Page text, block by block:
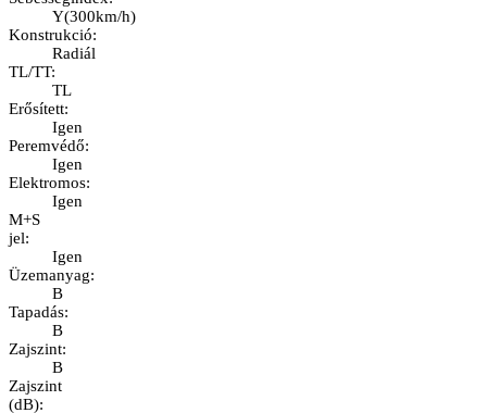
Y(300km/h)
Konstrukció:
Radiál
TL/TT:
TL
Erősített:
Igen
Peremvédő:
Igen
Elektromos:
Igen
M+S
jel:
Igen
Üzemanyag:
B
Tapadás:
B
Zajszint:
B
Zajszint
(dB):